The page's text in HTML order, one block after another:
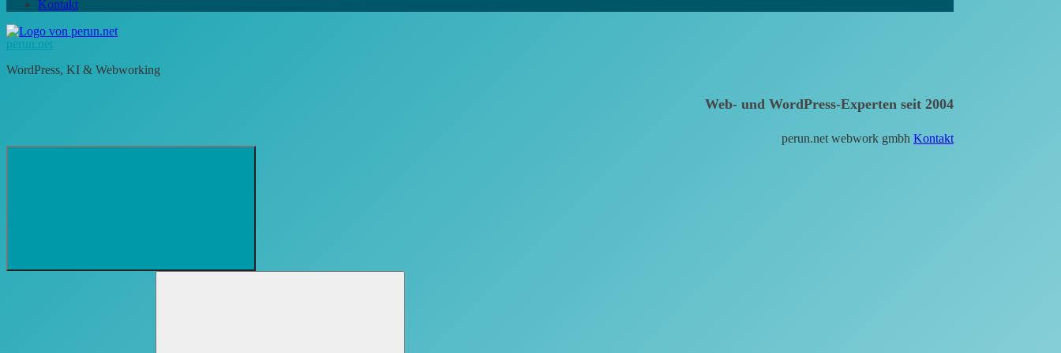
Kontakt
perun.net
WordPress, KI & Webworking
Web- und WordPress-Experten seit 2004
perun.net webwork gmbh Kontakt
Suchformular